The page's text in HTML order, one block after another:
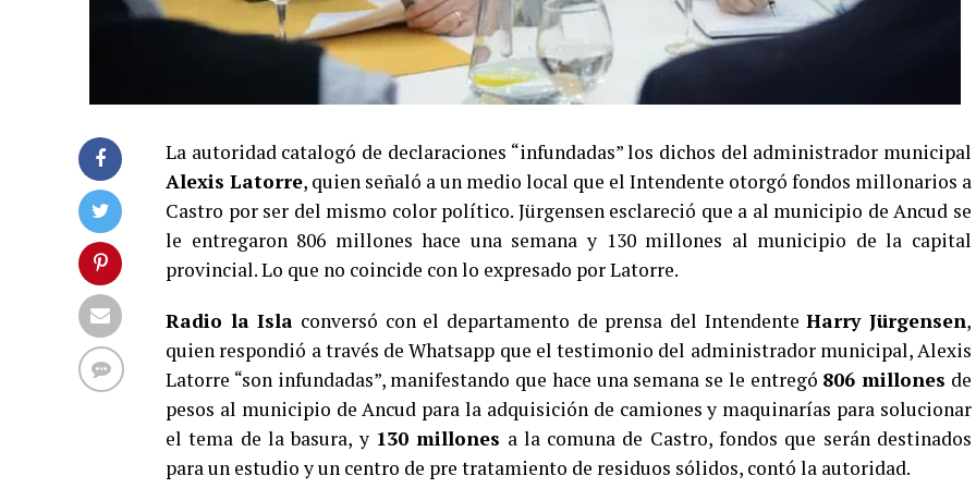
La autoridad catalogó de declaraciones “infundadas” los dichos del administrador municipal
Alexis Latorre, quien señaló a un medio local que el Intendente otorgó fondos millonarios a
Castro por ser del mismo color político. Jürgensen esclareció que a al municipio de Ancud se
le entregaron 806 millones hace una semana y 130 millones al municipio de la capital
provincial. Lo que no coincide con lo expresado por Latorre.
Radio la Isla conversó con el departamento de prensa del IntendenteHarry Jürgensen,
quien respondió a través de Whatsapp que el testimonio del administrador municipal, Alexis
Latorre “son infundadas”, manifestando que hace una semana se le entregó 806 millones de
pesos al municipio de Ancud para la adquisición de camiones y maquinarías para solucionar
el tema de la basura, y 130 millones a la comuna de Castro, fondos que serán destinados
para un estudio y un centro de pre tratamiento de residuos sólidos, contó la autoridad.